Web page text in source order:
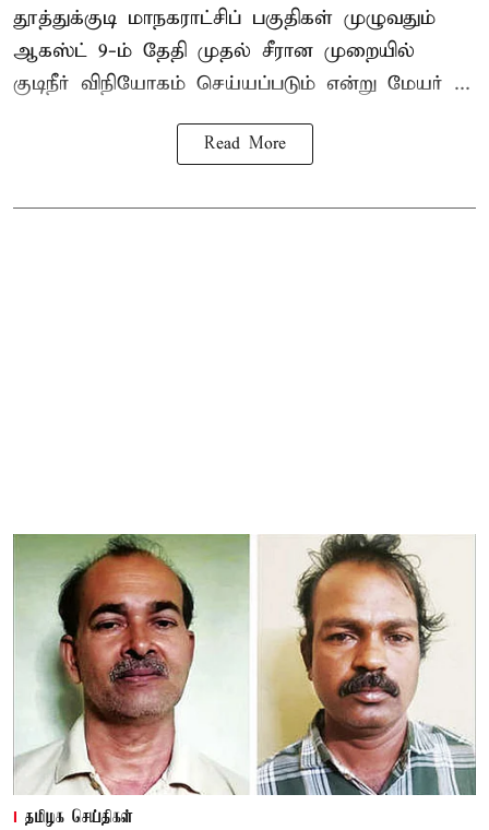
தூத்துக்குடி மாநகராட்சிப் பகுதிகள் முழுவதும்
ஆகஸ்ட் 9-ம் தேதி முதல் சீரான முறையில்
குடிநீர் விநியோகம் செய்யப்படும் என்று மேயர் ...
Read More
தமிழக செய்திகள்